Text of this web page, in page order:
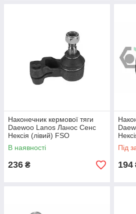
Наконечник кермової тяги
Daewoo Lanos Ланос Сенс
Нексія (лівий) FSO
В наявності
236 ₴
Під
194